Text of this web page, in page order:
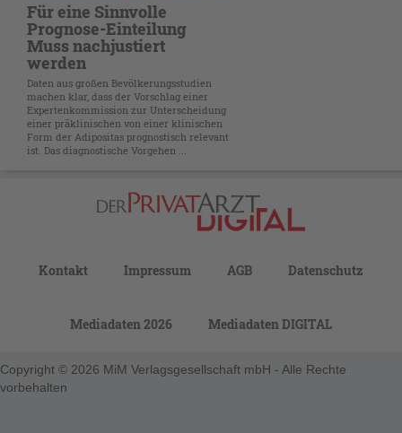
Für eine Sinnvolle
Prognose-Einteilung
Muss nachjustiert
werden
Daten aus großen Bevölkerungsstudien
machen klar, dass der Vorschlag einer
Expertenkommission zur Unterscheidung
einer präklinischen von einer klinischen
Form der Adipositas prognostisch relevant
ist. Das diagnostische Vorgehen ...
Kontakt Impressum AGB Datenschutz
Mediadaten 2026 Mediadaten DIGITAL
Copyright © 2026 MiM Verlagsgesellschaft mbH - Alle Rechte
vorbehalten